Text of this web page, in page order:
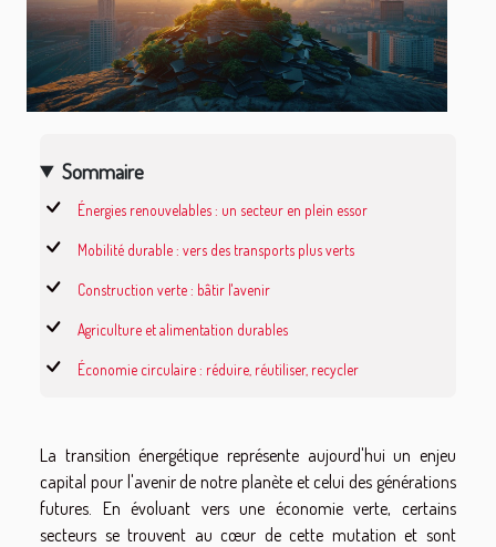
Sommaire
Énergies renouvelables : un secteur en plein essor
Mobilité durable : vers des transports plus verts
Construction verte : bâtir l'avenir
Agriculture et alimentation durables
Économie circulaire : réduire, réutiliser, recycler
La transition énergétique représente aujourd'hui un enjeu
capital pour l'avenir de notre planète et celui des générations
futures. En évoluant vers une économie verte, certains
secteurs se trouvent au cœur de cette mutation et sont